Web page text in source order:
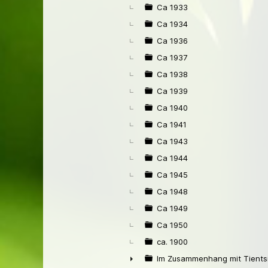
Ca 1933
Ca 1934
Ca 1936
Ca 1937
Ca 1938
Ca 1939
Ca 1940
Ca 1941
Ca 1943
Ca 1944
Ca 1945
Ca 1948
Ca 1949
Ca 1950
ca. 1900
Im Zusammenhang mit